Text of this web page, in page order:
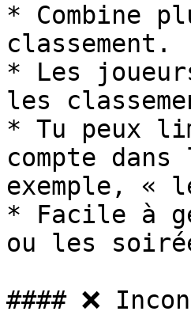
* Combine
classement.
* Les
les
* Tu peux
compte
exemple, «
* Facile à
ou les
#### ❌